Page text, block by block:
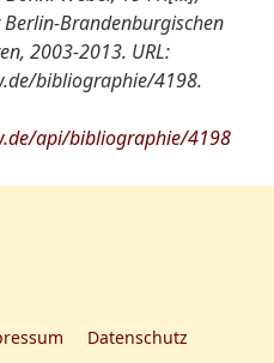
Brandenburgischen
2003-2013. URL:
bibliographie/4198.
api/bibliographie/4198
Datenschutz